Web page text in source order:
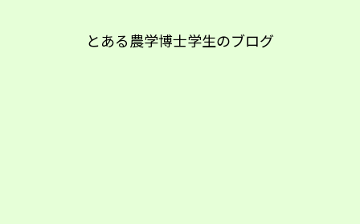
とある農学博士学生のブログ